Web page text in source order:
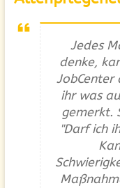
Jedes
denke,
JobCenter
ihr was
gemerkt.
"Darf ich